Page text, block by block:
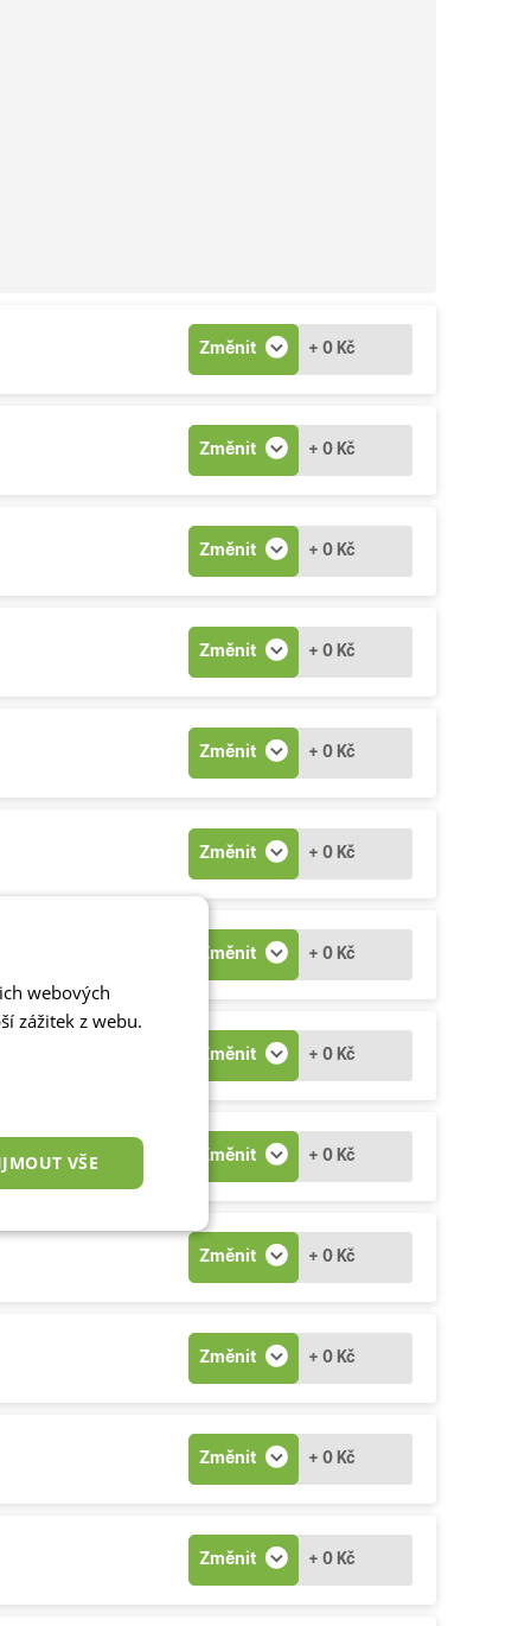
Změnit + 0 Kč
Změnit + 0 Kč
Změnit + 0 Kč
Změnit + 0 Kč
Změnit + 0 Kč
Změnit + 0 Kč
Změnit + 0 Kč
Změnit + 0 Kč
Změnit + 0 Kč
Změnit + 0 Kč
Změnit + 0 Kč
Změnit + 0 Kč
Změnit + 0 Kč
webových
zážitek z webu.
VŠE
cookies
účtu. Webové
která mají